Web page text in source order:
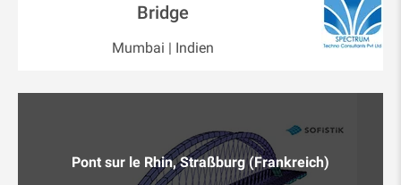
Bridge
Mumbai | Indien
Pont sur le Rhin, Straßburg (Frankreich)